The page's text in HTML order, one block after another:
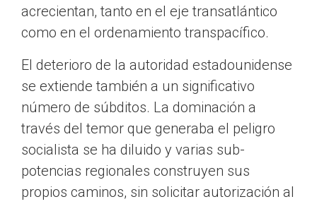
acrecientan, tanto en el eje transatlántico
como en el ordenamiento transpacífico.
El deterioro de la autoridad estadounidense
se extiende también a un significativo
número de súbditos. La dominación a
través del temor que generaba el peligro
socialista se ha diluido y varias sub-
potencias regionales construyen sus
propios caminos, sin solicitar autorización al